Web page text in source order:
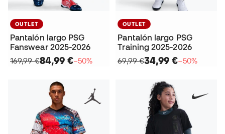
OUTLET
Pantalón largo PSG
Fanswear 2025-2026
169,99 €84,99 €−50%
OUTLET
Pantalón largo PSG
Training 2025-2026
69,99 €34,99 €−50%